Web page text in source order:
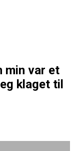
min var et
klaget til